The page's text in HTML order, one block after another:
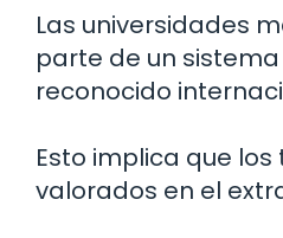
Las universidades
parte de un
reconocido
Esto implica que
valorados en el